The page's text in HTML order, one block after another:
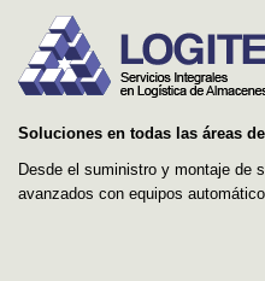
Soluciones en todas las áreas
Desde el suministro y montaje de
avanzados con equipos